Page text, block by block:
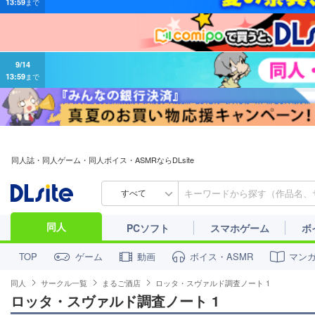
9/14
13:59まで
同人誌・同人ゲーム・同人ボイス・ASMRならDLsite
すべて
同人 PCソフト スマホゲーム ボ
TOP ゲーム 動画 ボイス・ASMR マン
同人 サークル一覧 まるご酒店 ロッタ・スヴァルド調査ノート 1
ロッタ・スヴァルド調査ノート 1